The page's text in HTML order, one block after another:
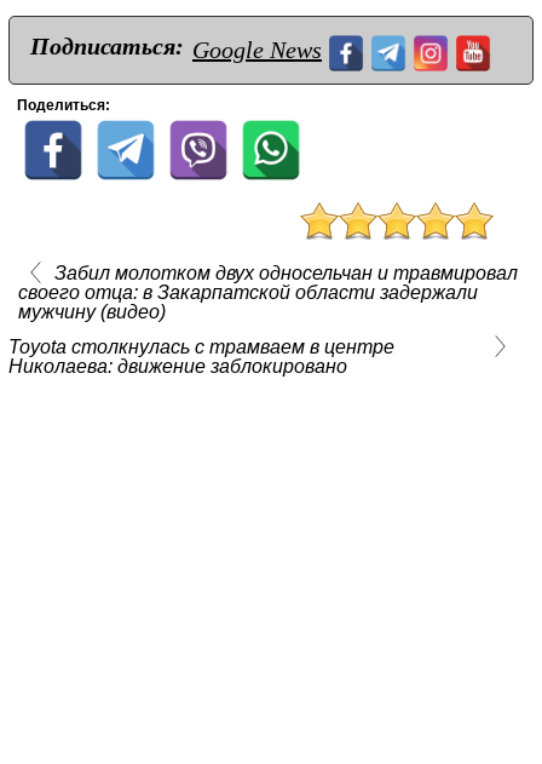
Подписаться: Google News
Поделиться:
Забил молотком двух односельчан и травмировал
своего отца: в Закарпатской области задержали
мужчину (видео)
Toyota столкнулась с трамваем в центре
Николаева: движение заблокировано